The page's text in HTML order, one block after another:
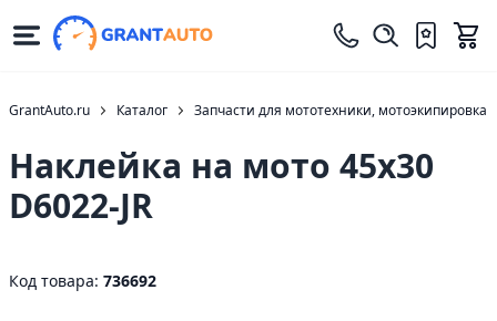
GrantAuto.ru Каталог Запчасти для мототехники, мотоэкипировка
Наклейка на мото 45х30
D6022-JR
Код товара: 736692